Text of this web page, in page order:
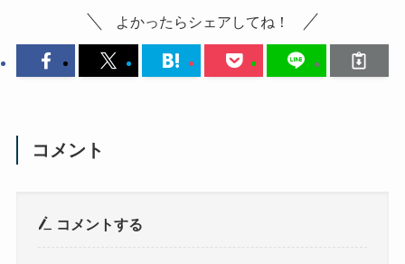
よかったらシェアしてね！
コメント
コメントする